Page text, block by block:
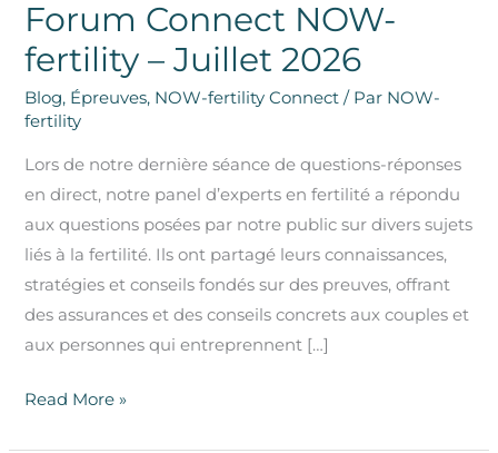
Forum Connect NOW-
fertility – Juillet 2026
Blog, Épreuves, NOW-fertility Connect / Par NOW-
fertility
Lors de notre dernière séance de questions-réponses
en direct, notre panel d’experts en fertilité a répondu
aux questions posées par notre public sur divers sujets
liés à la fertilité. Ils ont partagé leurs connaissances,
stratégies et conseils fondés sur des preuves, offrant
des assurances et des conseils concrets aux couples et
aux personnes qui entreprennent […]
Read More »